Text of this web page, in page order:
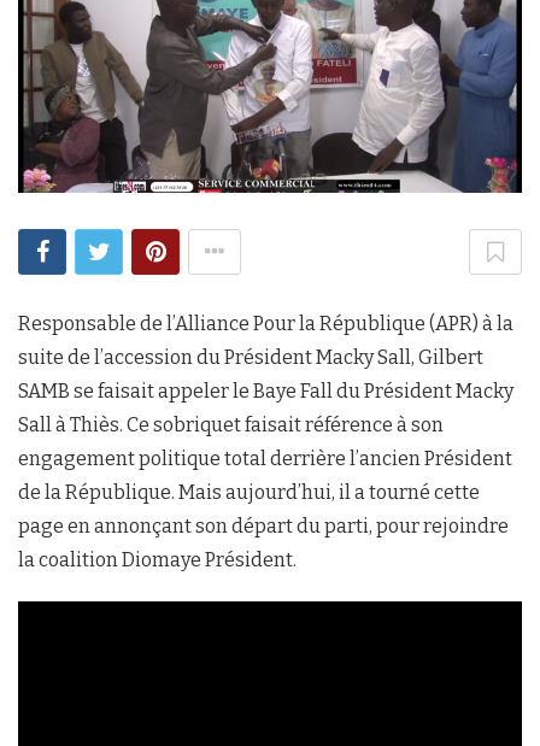
Responsable de l’Alliance Pour la République (APR) à la
suite de l’accession du Président Macky Sall, Gilbert
SAMB se faisait appeler le Baye Fall du Président Macky
Sall à Thiès. Ce sobriquet faisait référence à son
engagement politique total derrière l’ancien Président
de la République. Mais aujourd’hui, il a tourné cette
page en annonçant son départ du parti, pour rejoindre
la coalition Diomaye Président.